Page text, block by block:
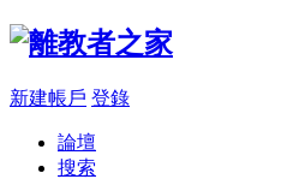
新建帳戶 登錄
論壇
搜索